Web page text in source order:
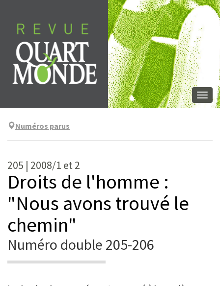
contenu
Numéros parus
205 | 2008/1 et 2
Droits de l'homme :
"Nous avons trouvé le
chemin"
Numéro double 205-206